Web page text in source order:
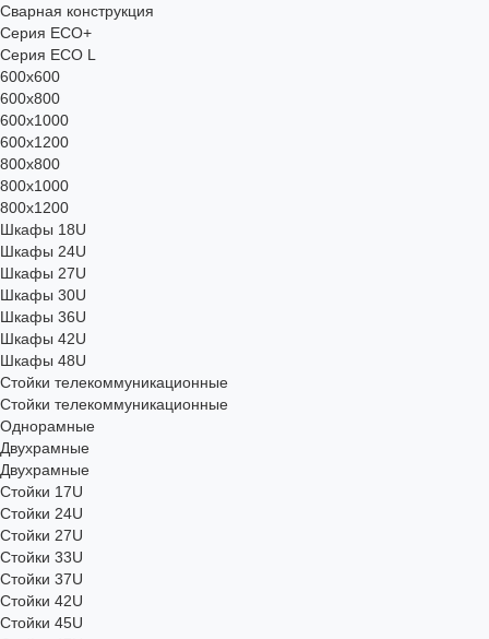
Сварная конструкция
Серия ECO+
Серия ECO L
600x600
600x800
600х1000
600х1200
800x800
800х1000
800х1200
Шкафы 18U
Шкафы 24U
Шкафы 27U
Шкафы 30U
Шкафы 36U
Шкафы 42U
Шкафы 48U
Стойки телекоммуникационные
Стойки телекоммуникационные
Однорамные
Двухрамные
Двухрамные
Стойки 17U
Стойки 24U
Стойки 27U
Стойки 33U
Стойки 37U
Стойки 42U
Стойки 45U